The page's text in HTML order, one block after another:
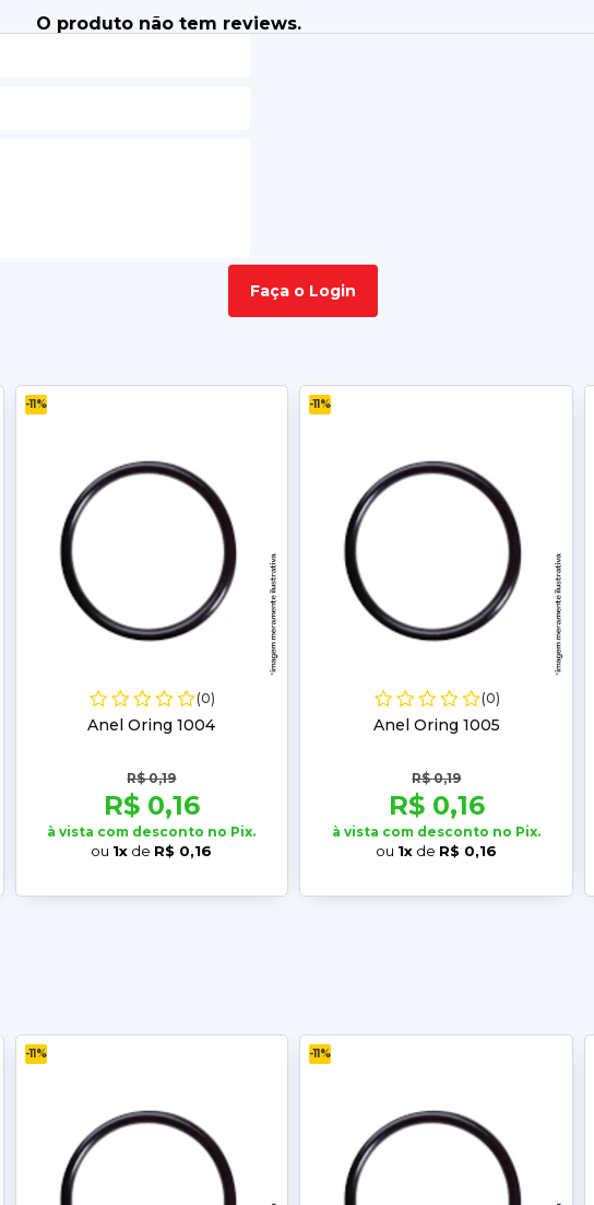
O produto não tem reviews.
Faça o Login
-11%
(0)
Anel Oring 1004
R$ 0,19
R$ 0,16
à vista com desconto no Pix.
ou 1x de R$ 0,16
-11%
(0)
Anel Oring 1005
R$ 0,19
R$ 0,16
à vista com desconto no Pix.
ou 1x de R$ 0,16
-11% -11%